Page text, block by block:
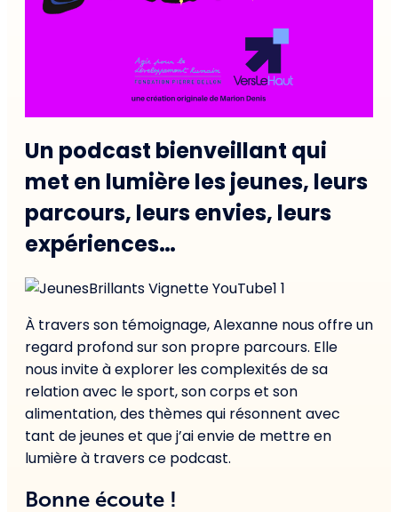
Un podcast bienveillant qui
met en lumière les jeunes, leurs
parcours, leurs envies, leurs
expériences…
À travers son témoignage, Alexanne nous offre un
regard profond sur son propre parcours. Elle
nous invite à explorer les complexités de sa
relation avec le sport, son corps et son
alimentation, des thèmes qui résonnent avec
tant de jeunes et que j’ai envie de mettre en
lumière à travers ce podcast.
Bonne écoute !